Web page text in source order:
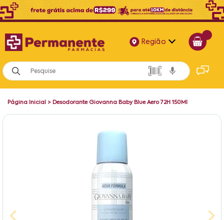
Região
Alagoas
Bahia
Página Inicial > Desodorante Giovanna Baby Blue Aero 72H 150Ml